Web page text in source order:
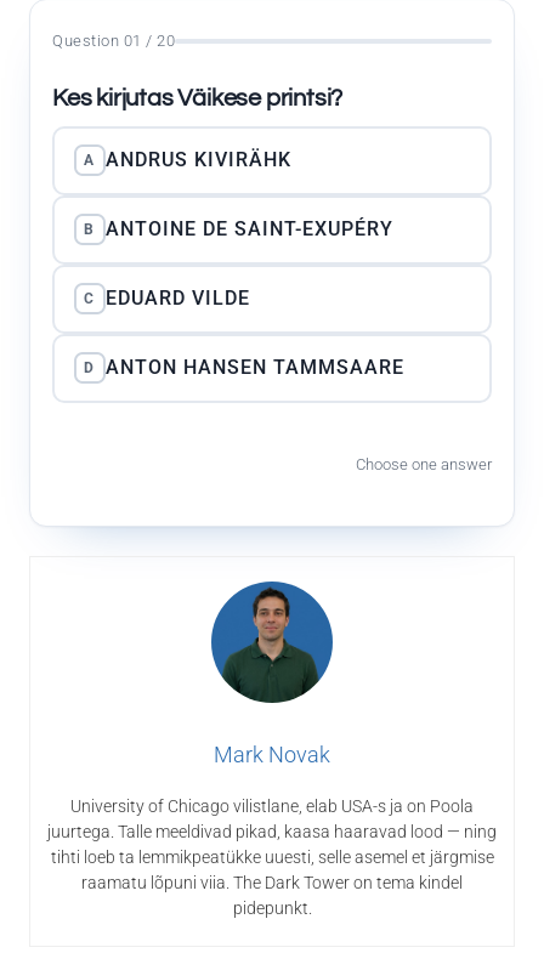
Question 01 / 20
Kes kirjutas Väikese printsi?
A ANDRUS KIVIRÄHK
B ANTOINE DE SAINT-EXUPÉRY
C EDUARD VILDE
D ANTON HANSEN TAMMSAARE
Choose one answer
Mark Novak
University of Chicago vilistlane, elab USA-s ja on Poola
juurtega. Talle meeldivad pikad, kaasa haaravad lood — ning
tihti loeb ta lemmikpeatükke uuesti, selle asemel et järgmise
raamatu lõpuni viia. The Dark Tower on tema kindel
pidepunkt.